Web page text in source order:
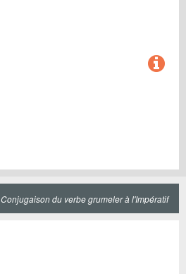
Conjugaison du verbe grumeler à l'Impératif